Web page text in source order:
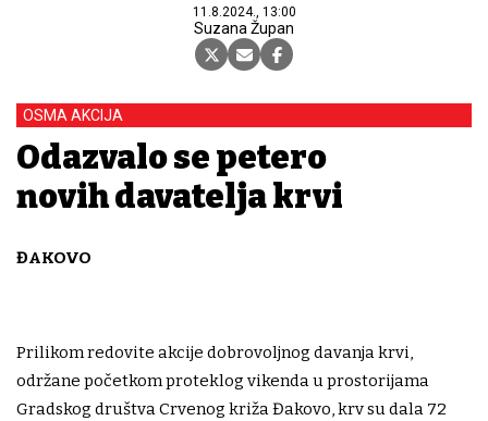
11.8.2024., 13:00
Suzana Župan
OSMA AKCIJA
Odazvalo se petero
novih davatelja krvi
ĐAKOVO
Prilikom redovite akcije dobrovoljnog davanja krvi,
održane početkom proteklog vikenda u prostorijama
Gradskog društva Crvenog križa Đakovo, krv su dala 72